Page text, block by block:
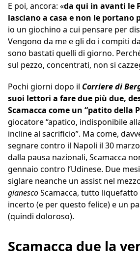
E poi, ancora: «da qui in avanti le
lasciano a casa e non le portano
io un giochino a cui pensare per
Vengono da me e gli do i compiti
sono bastati quelli di giorno.
sul pezzo, concentrati, non si
Pochi giorni dopo il Corriere di
suoi lettori a fare due più due,
Scamacca come un “patito della
giocatore “apatico, indisponibile
incline al sacrificio”. Ma come,
segnare contro il Napoli il 30
dalla pausa nazionali, Scamacca
gennaio contro l’Udinese. Due
siglare neanche un assist nel
gianescoScamacca, tutto
incerto (e per questo felice) e un
(quindi doloroso).
Scamacca due la